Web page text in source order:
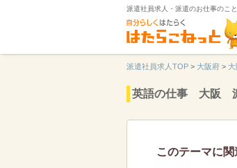
派遣社員求人・派遣のお仕事のこ
派遣社員求人TOP > 大阪府 > 大
英語の仕事 大阪
このテーマに